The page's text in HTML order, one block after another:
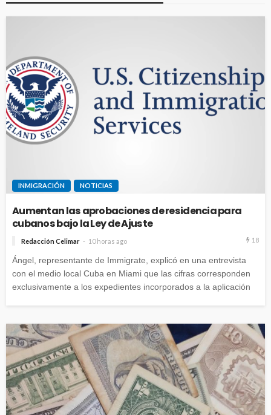
INMIGRACIÓN NOTICIAS
Aumentan las aprobaciones de residencia para
cubanos bajo la Ley de Ajuste
Redacción Celimar 10 horas ago 18
Ángel, representante de Immigrate, explicó en una entrevista
con el medio local Cuba en Miami que las cifras corresponden
exclusivamente a los expedientes incorporados a la aplicación